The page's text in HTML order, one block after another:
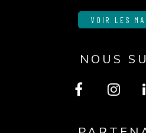
VOIR LES
NOUS
vers vers